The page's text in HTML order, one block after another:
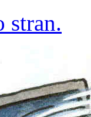
stran.